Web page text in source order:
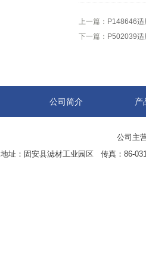
上一篇： P148646
下一篇： P502039
公司简介 产
公司主
地址：固安县滤材工业园区 传真：86-